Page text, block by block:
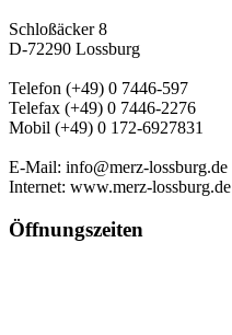
Schloßäcker 8
D-72290 Lossburg
Telefon (+49) 0 7446-597
Telefax (+49) 0 7446-2276
Mobil (+49) 0 172-6927831
E-Mail: info@merz-lossburg.de
Internet: www.merz-lossburg.de
Öffnungszeiten